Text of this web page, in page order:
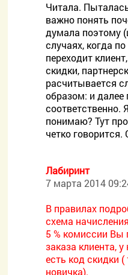
Читала.
важно понять
думала поэтому
случаях, когда
переходит
скидки,
расчитывается
образом: и далее
соответственно.
понимаю? Тут
четко говорится.
Лабиринт
7 марта 2014
В правилах
схема
5 % комиссии Вы
заказа клиента,
есть код скидки (
новичка).